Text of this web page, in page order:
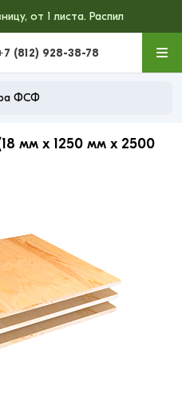
от 1 листа. Распил
(812) 928-38-78
ФСФ
мм x 1250 мм x 2500